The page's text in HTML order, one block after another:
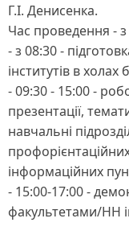
Г.І. Денисенка.
Час проведення -
- з 08:30 -
інститутів в холах
- 09:30 - 15:00 -
презентації,
навчальні
інформаційних
- 15:00-17:00 -
факультетами/НН